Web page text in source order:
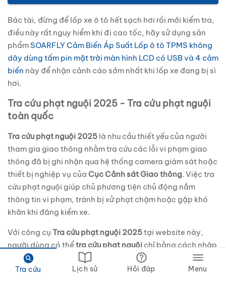
Bác tài, đừng để lốp xe ô tô hết sạch hơi rồi mới kiểm tra,
điều này rất nguy hiểm khi đi cao tốc, hãy sử dụng sản
phẩm SOARFLY Cảm Biến Áp Suất Lốp ô tô TPMS không
dây dùng tấm pin mặt trời màn hình LCD có USB và 4 cảm
biến này để nhận cảnh cáo sớm nhất khi lốp xe đang bị sì
hơi.
Tra cứu phạt nguội 2025 - Tra cứu phạt nguội
toàn quốc
Tra cứu phạt nguội 2025 là nhu cầu thiết yếu của người
tham gia giao thông nhằm tra cứu các lỗi vi phạm giao
thông đã bị ghi nhận qua hệ thống camera giám sát hoặc
thiết bị nghiệp vụ của Cục Cảnh sát Giao thông. Việc tra
cứu phạt nguội giúp chủ phương tiện chủ động nắm
thông tin vi phạm, tránh bị xử phạt chậm hoặc gặp khó
khăn khi đăng kiểm xe.
Với công cụ Tra cứu phạt nguội 2025tại website này,
người dùng có thểtra cứu phạt nguội chỉ bằng cách nhập
biển số xe
, không cần đăng nhập, hoàn toàn miễn phí.
Tra cứu Lịch sử Hỏi đáp Menu